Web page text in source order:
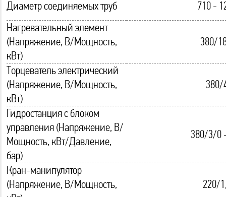
Диаметр соединяемых труб
710 -
Нагревательный элемент
(Напряжение, В/Мощность,
кВт)
380/
Торцеватель электрический
(Напряжение, В/Мощность,
кВт)
380/
Гидростанция с блоком
управления (Напряжение, В/
Мощность, кВт/Давление,
бар)
380/3/0
Кран-манипулятор
(Напряжение, В/Мощность,
220/